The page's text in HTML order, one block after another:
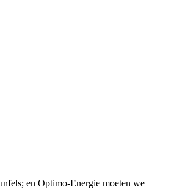
en Optimo-Energie moeten we